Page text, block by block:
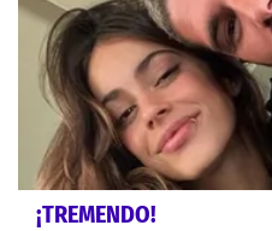
¡TREMENDO!